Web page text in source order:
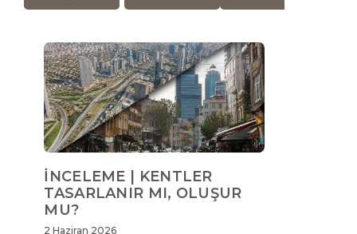
İNCELEME | KENTLER
TASARLANIR MI, OLUŞUR
MU?
2 Haziran 2026